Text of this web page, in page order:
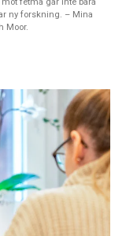
ny forskning. – Mina
Moor.